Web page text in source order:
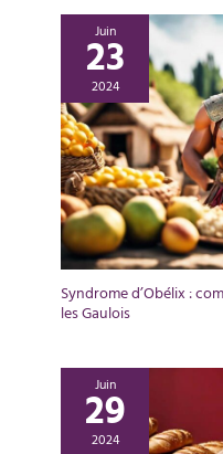
Juin
23
2024
Syndrome d’Obélix :
les Gaulois
Juin
29
2024